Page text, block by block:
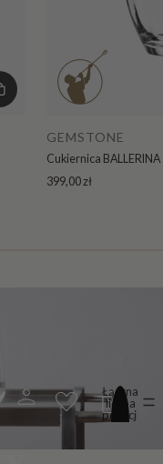
Łączna
liczba
pozycji
w
GEMSTONE
Cukiernica BALLERINA
399,00 zł